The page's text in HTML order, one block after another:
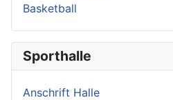
Basketball
Sporthalle
Anschrift Halle